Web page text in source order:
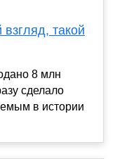
такой
8 млн
сделало
в истории